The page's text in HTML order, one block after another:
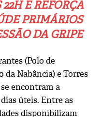
E REFORÇA
PRIMÁRIOS
DA GRIPE
(Polo de
da Nabância) e Torres
encontram a
úteis. Entre as
disponibilizam